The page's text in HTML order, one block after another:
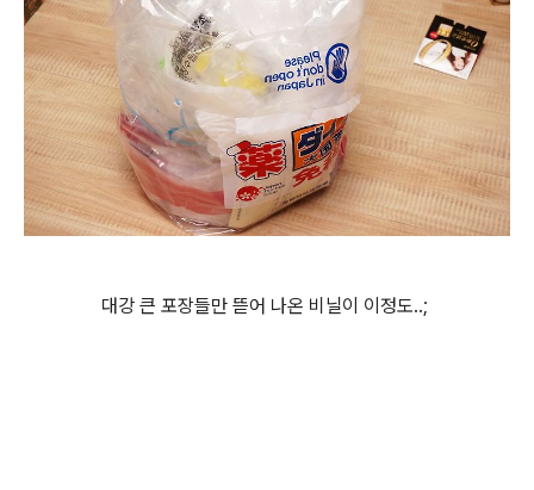
대강 큰 포장들만 뜯어 나온 비닐이 이정도..;